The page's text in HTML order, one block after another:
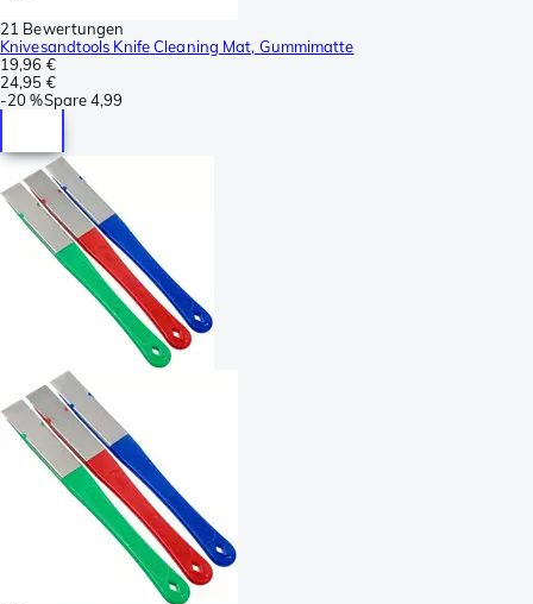
21 Bewertungen
Knivesandtools Knife Cleaning Mat, Gummimatte
19,96 €
24,95 €
-20 %Spare4,99